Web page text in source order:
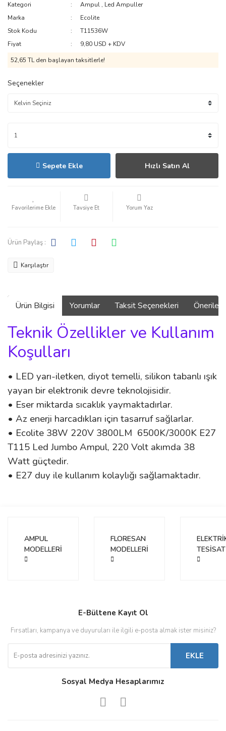
Kategori Ampul , Led Ampuller
Marka
Ecolite
Stok Kodu
T11536W
Fiyat
9,80 USD + KDV
52,65 TL den başlayan taksitlerle!
Seçenekler
Sepete Ekle Hızlı Satın Al
Tavsiye Et Yorum Yaz
Ürün Paylaş :
Karşılaştır
Ürün Bilgisi Yorumlar Taksit Seçenekleri
Teknik Özellikler ve Kullanım
Koşulları
• LED yarı-iletken, diyot temelli, silikon tabanlı ışık
yayan bir elektronik devre teknolojisidir.
• Eser miktarda sıcaklık yaymaktadırlar.
• Az enerji harcadıkları için tasarruf sağlarlar.
• Ecolite 38W 220V 3800LM 6500K/3000K E27
T115 Led Jumbo Ampul, 220 Volt akımda 38
Watt güçtedir.
• E27 duy ile kullanım kolaylığı sağlamaktadır.
Yorum Yaz
Ürün resmi kalitesiz, bozuk veya görüntülenemiyor.
Bu ürüne benzer farklı alternatifler olmalı.
Gönder
AMPUL
MODELLERİ
FLORESAN
MODELLERİ
TESİSAT
E-Bültene Kayıt Ol
Fırsatları, kampanya ve duyuruları ile ilgili e-posta almak ister misiniz?
EKLE
Sosyal Medya Hesaplarımız